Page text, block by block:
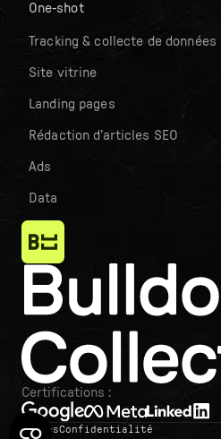
One-shot
Tracking & collecte de données
Site vitrine
Landing pages
Rédaction d’articles SEO
Ads
Data
Certifications :
TermesConfidentialité